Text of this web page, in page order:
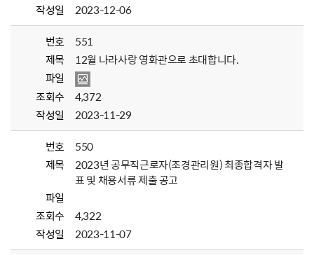
작성일
2023-12-06
번호
551
제목
12월 나라사랑 영화관으로 초대합니다.
파일
조회수
4,372
작성일
2023-11-29
번호
550
제목
2023년 공무직근로자(조경관리원) 최종합격자 발
표 및 채용서류 제출 공고
파일
조회수
4,322
작성일
2023-11-07